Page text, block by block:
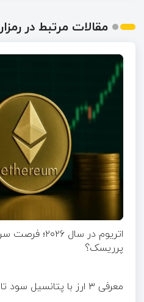
مقالات مرتبط در
اتریوم در سال
پرریسک؟
معرفی ۳ ارز با پتانسیل سود تا پایان آبان ماه